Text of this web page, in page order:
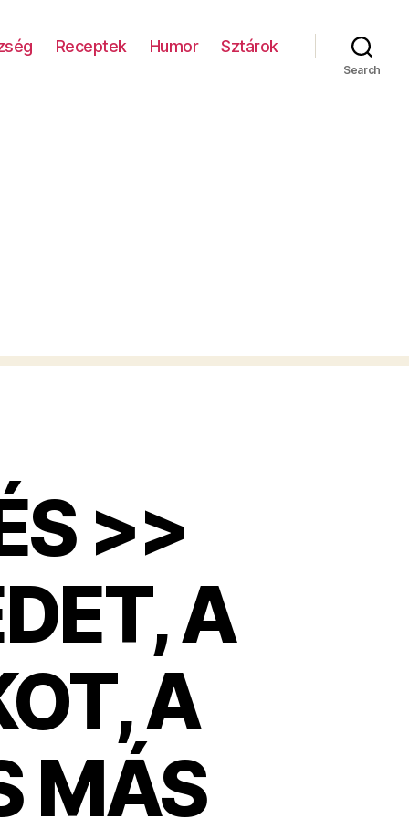
Receptek Humor Sztárok
Search
>>
A
A
MÁS